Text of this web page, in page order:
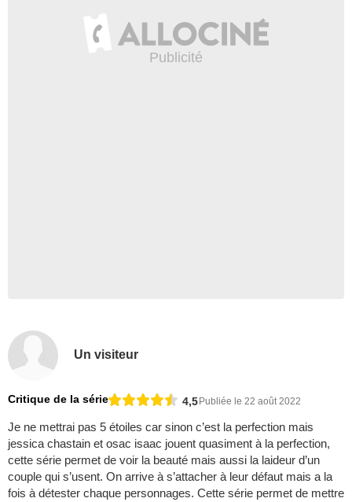
Un visiteur
Critique de la série 4,5 Publiée le 22 août 2022
Je ne mettrai pas 5 étoiles car sinon c’est la perfection mais
jessica chastain et osac isaac jouent quasiment à la perfection,
cette série permet de voir la beauté mais aussi la laideur d’un
couple qui s’usent. On arrive à s’attacher à leur défaut mais a la
fois à détester chaque personnages. Cette série permet de mettre